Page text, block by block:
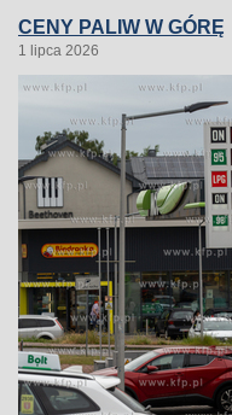
CENY PALIW W GÓRĘ
1 lipca 2026